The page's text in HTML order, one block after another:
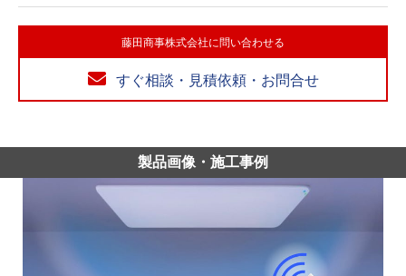
藤田商事株式会社に問い合わせる
すぐ相談・見積依頼・お問合せ
製品画像・施工事例